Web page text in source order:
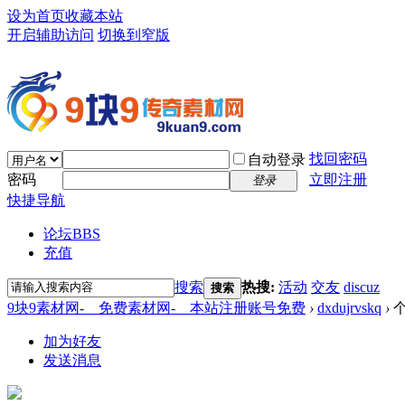
设为首页收藏本站
开启辅助访问 切换到窄版
自动登录 找回密码
密码
登录
立即注册
快捷导航
论坛BBS
充值
搜索 搜索 热搜: 活动 交友 discuz
9块9素材网-＿免费素材网-＿本站注册账号免费 › dxdujrvskq ›
加为好友
发送消息